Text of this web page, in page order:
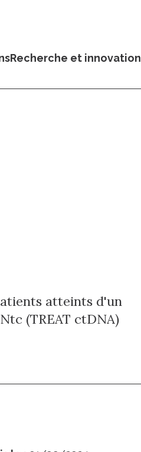
Recherche et innovation
atteints d'un
(TREAT ctDNA)